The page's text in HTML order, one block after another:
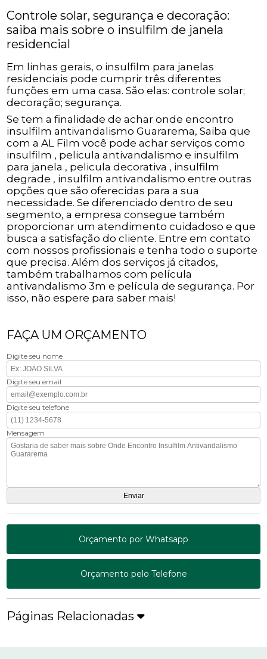
Controle solar, segurança e decoração:
saiba mais sobre o insulfilm de janela
residencial
Em linhas gerais, o insulfilm para janelas
residenciais pode cumprir três diferentes
funções em uma casa. São elas: controle solar;
decoração; segurança.
Se tem a finalidade de achar onde encontro
insulfilm antivandalismo Guararema, Saiba que
com a AL Film você pode achar serviços como
insulfilm , pelicula antivandalismo e insulfilm
para janela , pelicula decorativa , insulfilm
degrade , insulfilm antivandalismo entre outras
opções que são oferecidas para a sua
necessidade. Se diferenciado dentro de seu
segmento, a empresa consegue também
proporcionar um atendimento cuidadoso e que
busca a satisfação do cliente. Entre em contato
com nossos profissionais e tenha todo o suporte
que precisa. Além dos serviços já citados,
também trabalhamos com película
antivandalismo 3m e película de segurança. Por
isso, não espere para saber mais!
FAÇA UM ORÇAMENTO
Digite seu nome
Digite seu email
Digite seu telefone
Mensagem
Orçamento por Whatsapp
Orçamento pelo Telefone
Páginas Relacionadas